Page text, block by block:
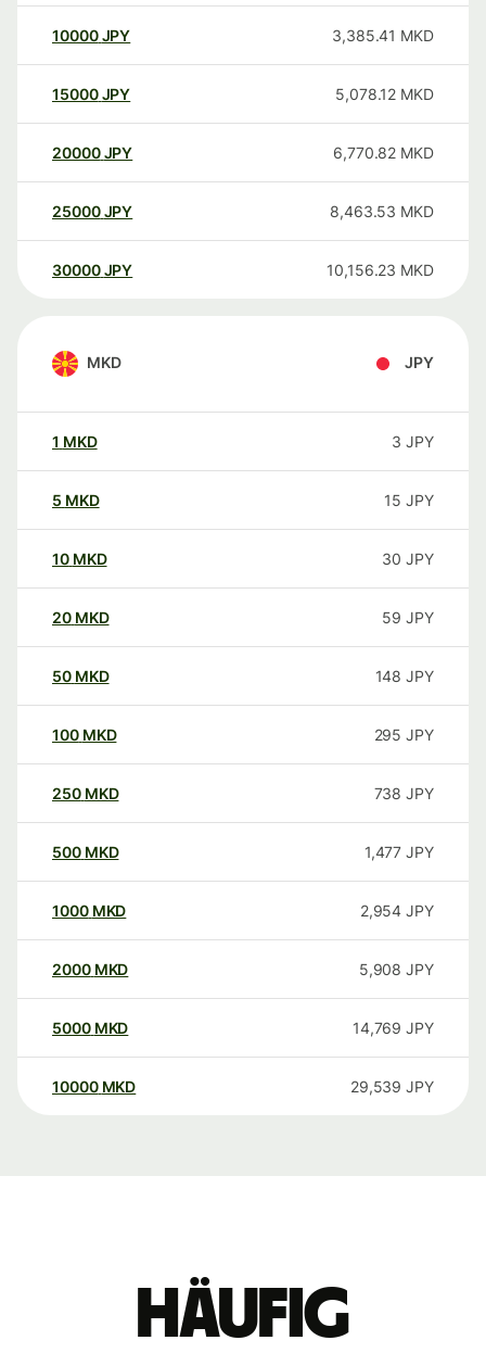
10000 JPY 3,385.41 MKD
15000 JPY 5,078.12 MKD
20000 JPY 6,770.82 MKD
25000 JPY 8,463.53 MKD
30000 JPY 10,156.23 MKD
MKD JPY
1 MKD 3 JPY
5 MKD 15 JPY
10 MKD 30 JPY
20 MKD 59 JPY
50 MKD 148 JPY
100 MKD 295 JPY
250 MKD 738 JPY
500 MKD 1,477 JPY
1000 MKD 2,954 JPY
2000 MKD 5,908 JPY
5000 MKD 14,769 JPY
10000 MKD 29,539 JPY
Häufig